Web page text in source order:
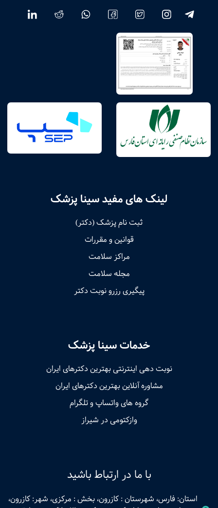
لینک های مفید سینا پزشک
ثبت نام پزشک (دکتر)
قوانین و مقررات
مراکز سلامت
مجله سلامت
پیگیری رزرو نوبت دکتر
خدمات سینا پزشک
نوبت‌ دهی اینترنتی بهترین دکترهای ایران
مشاوره آنلاین بهترین دکترهای ایران
گروه های واتساپ و تلگرام
وازکتومی در شیراز
با ما در ارتباط باشید
استان: فارس، شهرستان : کازرون، بخش : مرکزی، شهر: کازرون،